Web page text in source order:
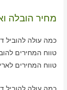
מחיר הובלה
כמה עולה להוביל דירה חדר 1 בטל שחר עם
טווח המחירים להובלת דירה חדר 1
טווח המחירים לאריזה דירה חדר 1